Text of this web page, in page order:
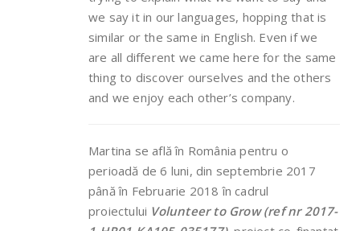
we say it in our languages, hopping that is
similar or the same in English. Even if we
are all different we came here for the same
thing to discover ourselves and the others
and we enjoy each other’s company.
Martina se află în România pentru o
perioadă de 6 luni, din septembrie 2017
până în Februarie 2018 în cadrul
proiectului Volunteer to Grow (ref nr 2017-